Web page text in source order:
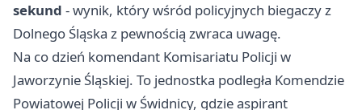
sekund - wynik, który wśród policyjnych biegaczy z
Dolnego Śląska z pewnością zwraca uwagę.
Na co dzień komendant Komisariatu Policji w
Jaworzynie Śląskiej. To jednostka podległa Komendzie
Powiatowej Policji w Świdnicy, gdzie aspirant